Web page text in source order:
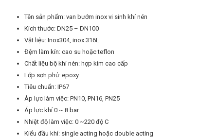
Tên sản phẩm: van bướm inox vi sinh khí nén
Kích thước: DN25 – DN100
Vật liệu: Inox304, inox 316L
Đệm làm kín: cao su hoặc teflon
Chất liệu bộ khí nén: hợp kim cao cấp
Lớp sơn phủ: epoxy
Tiêu chuẩn: IP67
Áp lực làm việc: PN10, PN16, PN25
Áp lực khí 0 ~ 8 bar
Nhiệt độ làm việc: 0 ~220 độ C
Kiểu đầu khí: single acting hoặc double acting